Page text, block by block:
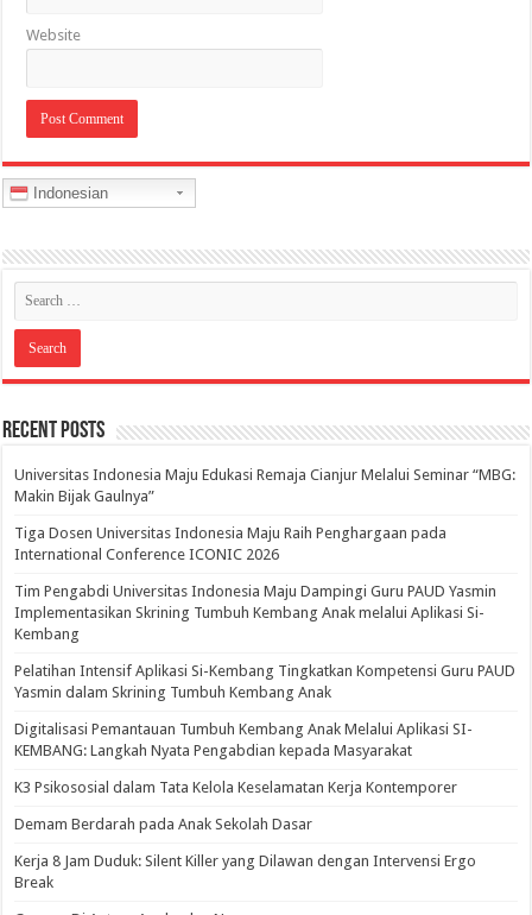
Website
Indonesian
Recent Posts
Universitas Indonesia Maju Edukasi Remaja Cianjur Melalui Seminar “MBG:
Makin Bijak Gaulnya”
Tiga Dosen Universitas Indonesia Maju Raih Penghargaan pada
International Conference ICONIC 2026
Tim Pengabdi Universitas Indonesia Maju Dampingi Guru PAUD Yasmin
Implementasikan Skrining Tumbuh Kembang Anak melalui Aplikasi Si-
Kembang
Pelatihan Intensif Aplikasi Si-Kembang Tingkatkan Kompetensi Guru PAUD
Yasmin dalam Skrining Tumbuh Kembang Anak
Digitalisasi Pemantauan Tumbuh Kembang Anak Melalui Aplikasi SI-
KEMBANG: Langkah Nyata Pengabdian kepada Masyarakat
K3 Psikososial dalam Tata Kelola Keselamatan Kerja Kontemporer
Demam Berdarah pada Anak Sekolah Dasar
Kerja 8 Jam Duduk: Silent Killer yang Dilawan dengan Intervensi Ergo
Break